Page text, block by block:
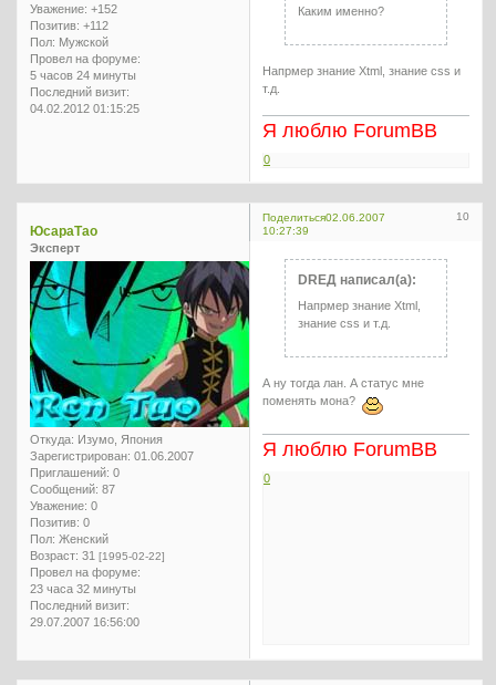
Уважение: +152
Позитив: +112
Пол: Мужской
Провел на форуме:
5 часов 24 минуты
Последний визит:
04.02.2012 01:15:25
Каким именно?
Напрмер знание Xtml, знание css и
т.д.
Я люблю ForumBB
0
Поделиться 10
02.06.2007
10:27:39
ЮсараТао
Эксперт
Откуда: Изумо, Япония
Зарегистрирован: 01.06.2007
Приглашений: 0
Сообщений: 87
Уважение: 0
Позитив: 0
Пол: Женский
Возраст: 31 [1995-02-22]
Провел на форуме:
23 часа 32 минуты
Последний визит:
29.07.2007 16:56:00
DREД написал(а):
Напрмер знание Xtml,
знание css и т.д.
А ну тогда лан. А статус мне
поменять мона?
Я люблю ForumBB
0